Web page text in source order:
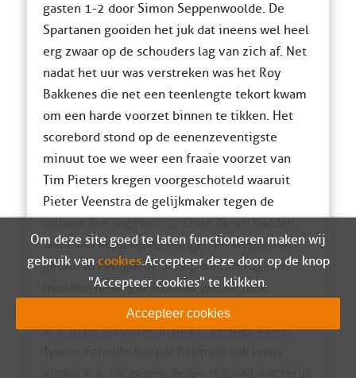
gasten 1-2 door Simon Seppenwoolde. De
Spartanen gooiden het juk dat ineens wel heel
erg zwaar op de schouders lag van zich af. Net
nadat het uur was verstreken was het Roy
Bakkenes die net een teenlengte tekort kwam
om een harde voorzet binnen te tikken. Het
scorebord stond op de eenenzeventigste
minuut toe we weer een fraaie voorzet van
Tim Pieters kregen voorgeschoteld waaruit
Pieter Veenstra de gelijkmaker tegen de
weer wat kleur op de wangen en kregen het
geloof in een goede afloop weer terug. Vier
minuten na de gelijkmaker was de mee
opgekomen Kiyjano de gevierde man met de
2-3. In de blessuretijd mocht de ingevallen
Om deze site goed te laten functioneren maken wij
gebruik van cookies. Accepteer deze door op de knop
"Accepteer cookies" te klikken.
Accepteer cookies